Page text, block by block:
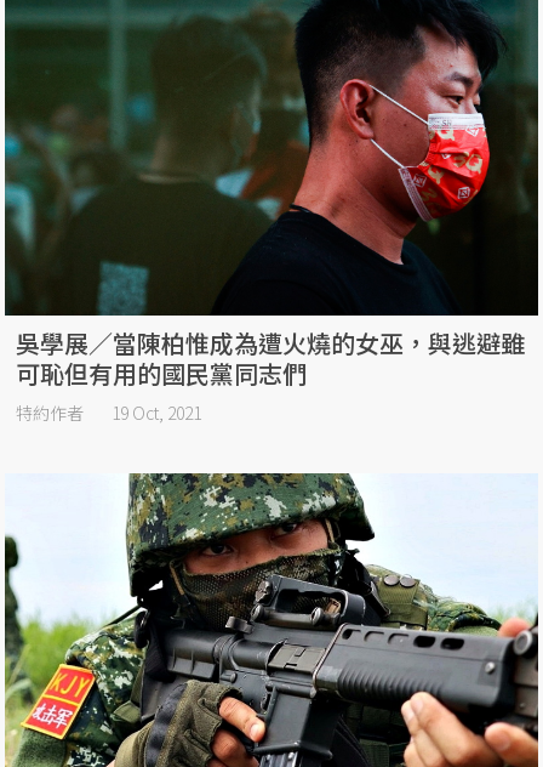
吳學展／當陳柏惟成為遭火燒的女巫，與逃避雖
可恥但有用的國民黨同志們
特約作者 19 Oct, 2021